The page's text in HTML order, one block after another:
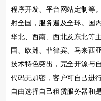
程序开发、平台网站定制等
射全国，服务遍及全球。国
华北、西南、西北及东北等
国、欧洲、菲律宾、马来西
技术特色突出，完全开源与
代码无加密，客户可自己进
自由选择自己租赁服务器和